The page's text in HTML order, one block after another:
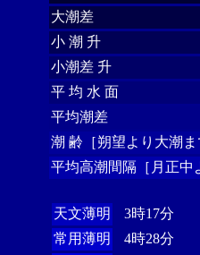
大潮差
小 潮 升
小潮差 升
平 均 水 面
平均潮差
潮 齢［朔望より大潮ま
平均高潮間隔［月正中
天文薄明
3時17分
常用薄明
4時28分